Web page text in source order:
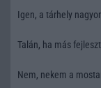
Igen, a tárhely
Talán, ha más
Nem, nekem a